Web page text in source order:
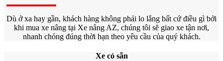
Dù ở xa hay gần, khách hàng không phải lo lắng bất cứ điều gì bởi
khi mua xe nâng tại Xe nâng AZ, chúng tôi sẽ giao xe tận nơi,
nhanh chóng đúng thời hạn theo yêu cầu của quý khách.
Xe có sẵn